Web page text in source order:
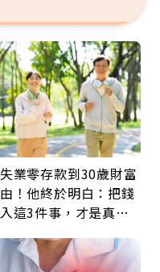
業零存款到30歲財富
！他終於明白：把錢
這3件事，才是真正